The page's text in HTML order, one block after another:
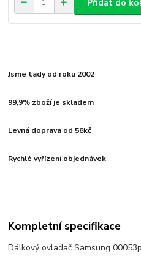
Přidat do
Jsme tady od roku 2002
99,9% zboží je skladem
Levná doprava od 58kč
Rychlé vyřízení objednávek
Kompletní specifikace
Dálkový ovladač Samsung